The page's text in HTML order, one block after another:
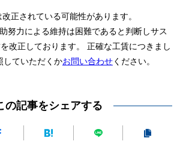
正されている可能性があります。
努力による維持は困難であると判断しサス
改正しております。 正確な工賃につきまし
していただくかお問い合わせください。
の記事をシェアする